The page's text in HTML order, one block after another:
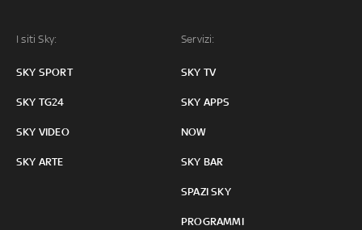
I siti Sky:
SKY SPORT
SKY TG24
SKY VIDEO
SKY ARTE
Servizi:
SKY TV
SKY APPS
NOW
SKY BAR
SPAZI SKY
PROGRAMMI